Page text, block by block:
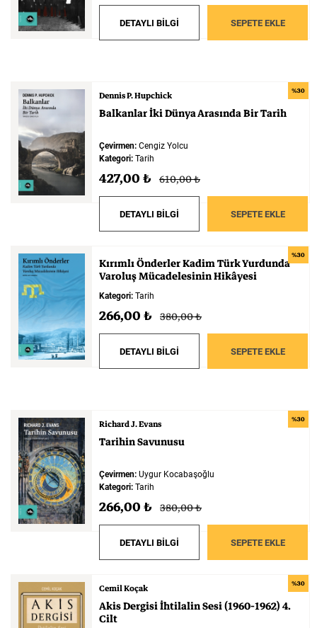
DETAYLI BİLGİ SEPETE EKLE
%30
Dennis P. Hupchick
BalkanlarİkiDünyaArasındaBirTarih
Çevirmen: Cengiz Yolcu
Kategori: Tarih
427,00 ₺ 610,00 ₺
DETAYLI BİLGİ SEPETE EKLE
%30
KırımlıÖnderlerKadimTürkYurdunda
VaroluşMücadelesininHikâyesi
Kategori: Tarih
266,00 ₺ 380,00 ₺
DETAYLI BİLGİ SEPETE EKLE
%30
Richard J. Evans
TarihinSavunusu
Çevirmen: Uygur Kocabaşoğlu
Kategori: Tarih
266,00 ₺ 380,00 ₺
DETAYLI BİLGİ SEPETE EKLE
%30
Cemil Koçak
AkisDergisiİhtilalinSesi(1960-1962)4.
Cilt